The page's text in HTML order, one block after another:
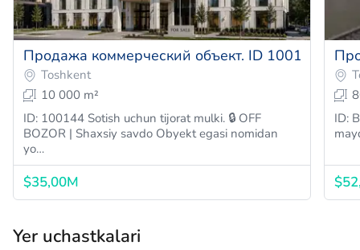
Продажа коммерческий объект. ID 100144
Toshkent
10 000 m²
ID: 100144 Sotish uchun tijorat mulki. 🔒 OFF
BOZOR | Shaxsiy savdo Obyekt egasi nomidan
yo…
$35,00M
ID:
Yer uchastkalari